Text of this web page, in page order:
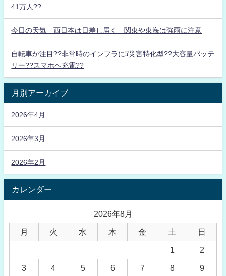
41万人??
今日の天気 西日本は日差し届く 関東や東海は強雨に注意
自転車が注目??非常時のインフラに⁉災害特化型??大容量バッテ
リー??スマホへ充電??
月別アーカイブ
2026年4月
2026年3月
2026年2月
カレンダー
2026年8月
月 火 水 木 金 土 日
1 2
3 4 5 6 7 8 9